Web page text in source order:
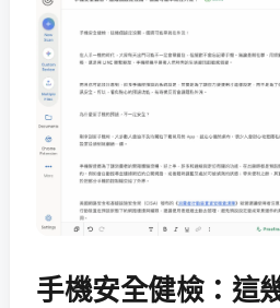
手機安全健檢：這